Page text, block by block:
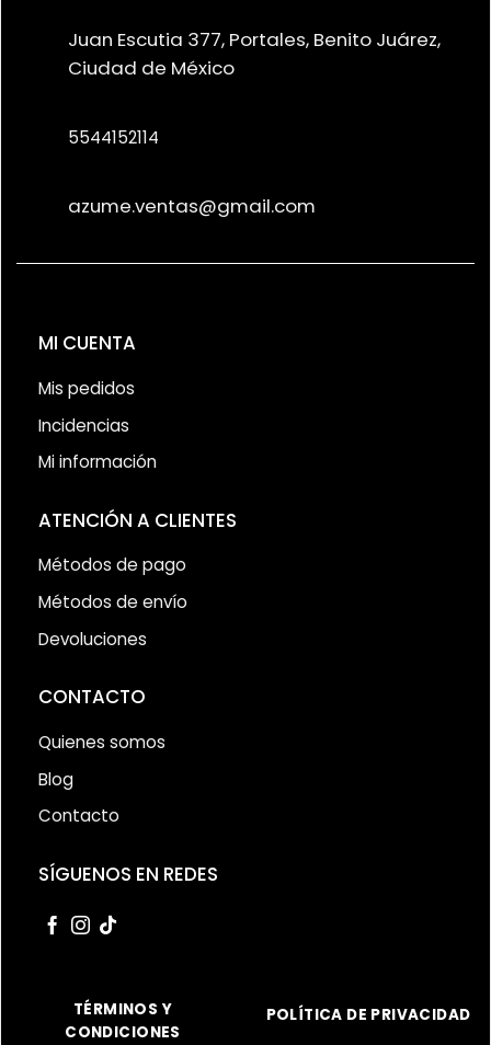
Juan Escutia 377, Portales, Benito Juárez,
Ciudad de México
5544152114
azume.ventas@gmail.com
MI CUENTA
Mis pedidos
Incidencias
Mi información
ATENCIÓN A CLIENTES
Métodos de pago
Métodos de envío
Devoluciones
CONTACTO
Quienes somos
Blog
Contacto
SÍGUENOS EN REDES
TÉRMINOS Y
CONDICIONES
POLÍTICA DE PRIVACIDAD